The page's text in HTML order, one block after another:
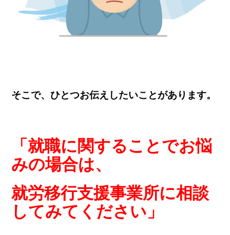
そこで、ひとつお伝えしたいことがあります。
「就職に関することでお悩
みの場合は、
就労移行支援事業所に相談
してみてください」